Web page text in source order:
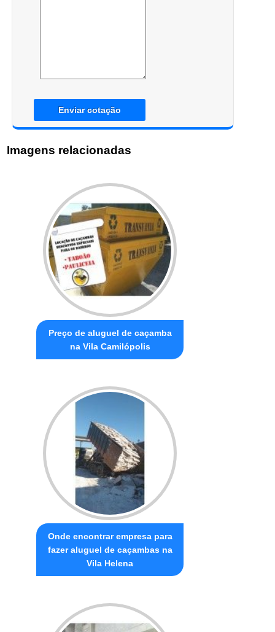
Enviar cotação
Imagens relacionadas
Preço de aluguel de caçamba
na Vila Camilópolis
Onde encontrar empresa para
fazer aluguel de caçambas na
Vila Helena